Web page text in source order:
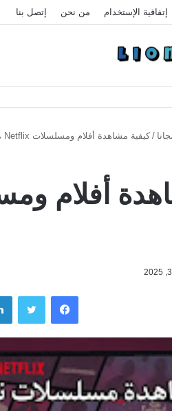
إتفاقية الإستخدام من نحن إتصل بنا
/ كيفية مشاهدة أفلام ومسلسلات Netflix مجانا 2023
فيسبوك تويتر